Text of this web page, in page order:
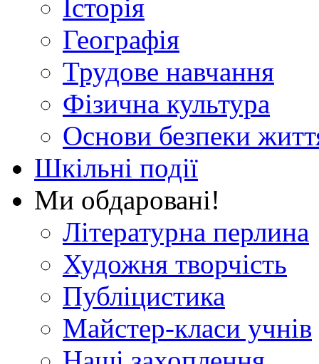
Історія
Географія
Трудове навчання
Фізична культура
Основи безпеки
Шкільні події
Ми обдаровані!
Літературна перлина
Художня творчість
Публіцистика
Майстер-класи учнів